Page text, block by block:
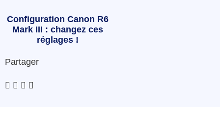
Configuration Canon R6
Mark III : changez ces
réglages !
Partager